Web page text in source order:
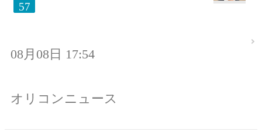
57
08月08日 17:54
オリコンニュース